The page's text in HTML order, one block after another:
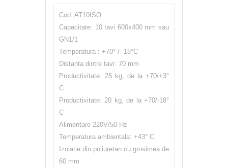
Cod: AT10ISO
Capacitate: 10 tavi 600x400 mm sau
GN1/1
Temperatura : +70° / -18°C
Distanta dintre tavi: 70 mm
Productivitate: 25 kg, de la +70/+3°
C
Productivitate: 20 kg, de la +70/-18°
C
Alimentare 220V/50 Hz
Temperatura ambientala: +43° C
Izolatie din poliuretan cu grosimea de
60 mm